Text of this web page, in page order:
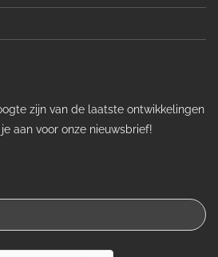
zijn van de laatste ontwikkelingen
aan voor onze nieuwsbrief!